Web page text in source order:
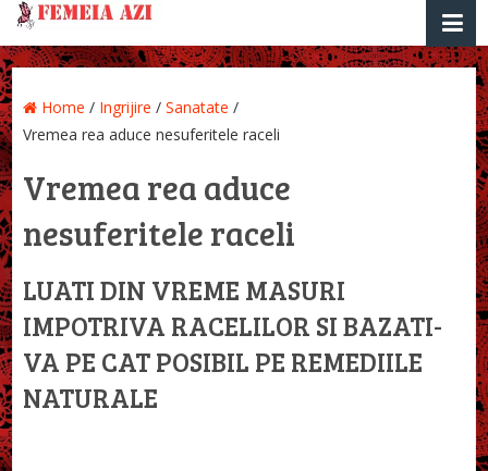
Home / Ingrijire / Sanatate /
Vremea rea aduce nesuferitele raceli
Vremea rea aduce
nesuferitele raceli
LUATI DIN VREME MASURI
IMPOTRIVA RACELILOR SI BAZATI-
VA PE CAT POSIBIL PE REMEDIILE
NATURALE